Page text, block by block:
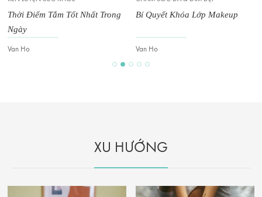
Bí Quyết Khóa Lớp Makeup
Van Ho
Bí Quyết Bảo Vệ Da Mùa Hè
Van Ho
XU HƯỚNG